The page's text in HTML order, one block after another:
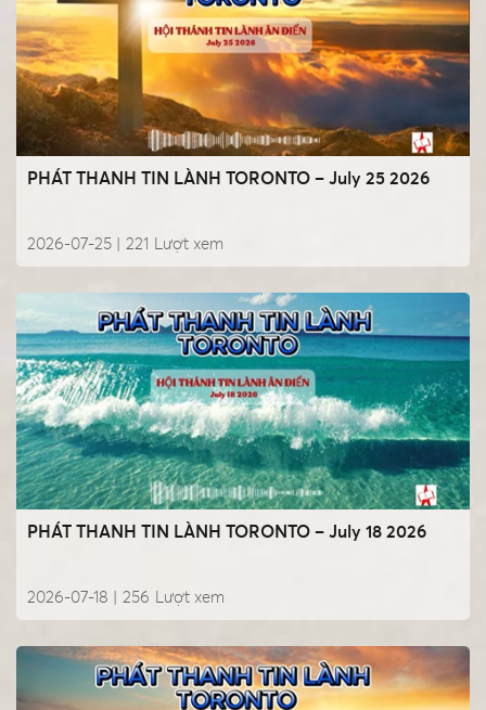
PHÁT THANH TIN LÀNH TORONTO – July 25 2026
2026-07-25 | Lượt xem
221
PHÁT THANH TIN LÀNH TORONTO – July 18 2026
2026-07-18 | Lượt xem
256